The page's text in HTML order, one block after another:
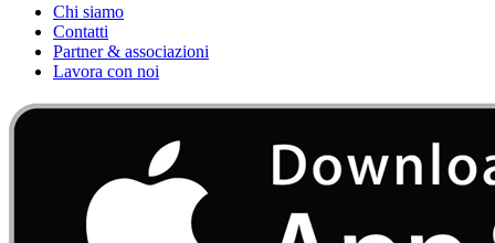
Chi siamo
Contatti
Partner & associazioni
Lavora con noi